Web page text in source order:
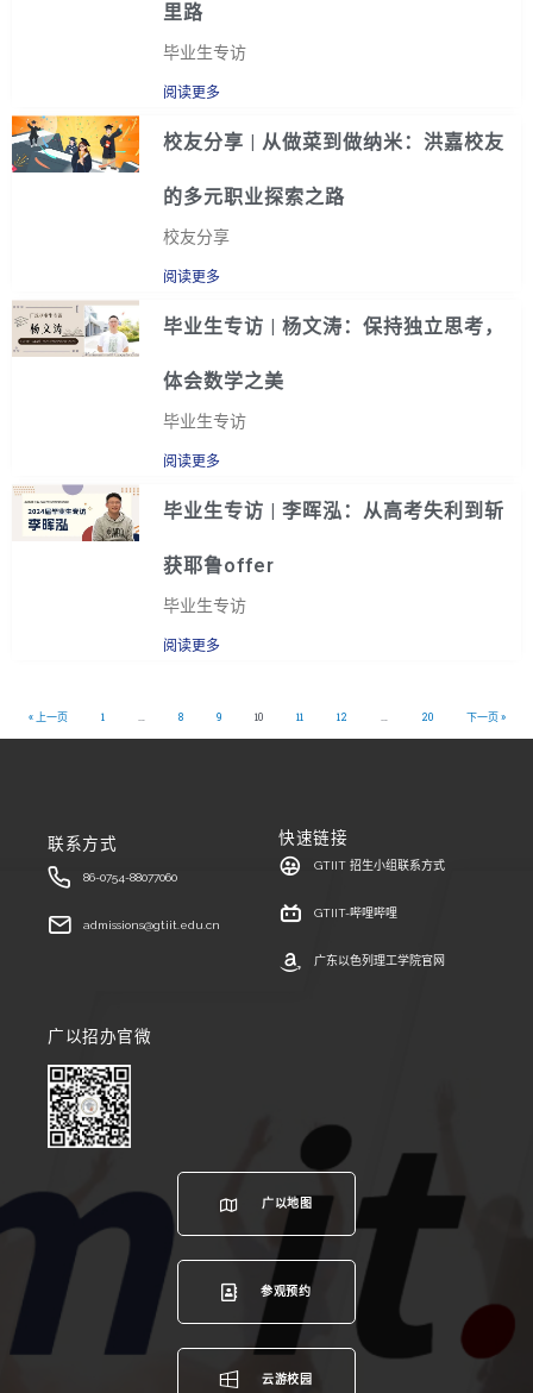
里路
毕业生专访
阅读更多
校友分享 | 从做菜到做纳米：洪嘉校友
的多元职业探索之路
校友分享
阅读更多
毕业生专访 | 杨文涛：保持独立思考，
体会数学之美
毕业生专访
阅读更多
毕业生专访 | 李晖泓：从高考失利到斩
获耶鲁offer
毕业生专访
阅读更多
« 上一页 1 8 9 10 11 12 20 下一页 »
联系方式
86-0754-88077060
admissions@gtiit.edu.cn
快速链接
GTIIT 招生小组联系方式
GTIIT-哔哩哔哩
广东以色列理工学院官网
广以招办官微
广以地图
参观预约
云游校园